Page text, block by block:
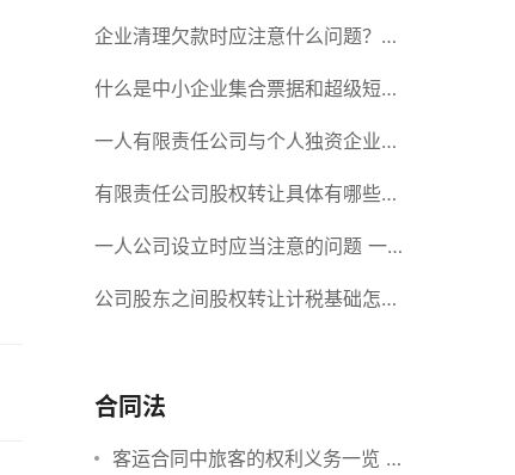
制加班公司没有加班费怎么办？
企业清理欠款时应注意什么问题？企
业短期借款需要注意哪些事项？
什么是中小企业集合票据和超级短期
融资券？一起来了解一下吧！
一人有限责任公司与个人独资企业的
区别 这些知识你都知道吗？
有限责任公司股权转让具体有哪些形
式？来了解下这五种形式
一人公司设立时应当注意的问题 一
人公司的特征
公司股东之间股权转让计税基础怎么
合什么要件？
合同法
客运合同中旅客的权利义务一览 主